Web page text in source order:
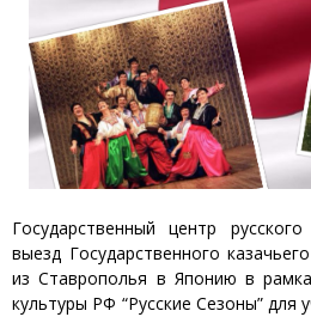
Государственный центр
выезд Государственного
из Ставрополья в Японию в
культуры РФ “Русские Сезоны”